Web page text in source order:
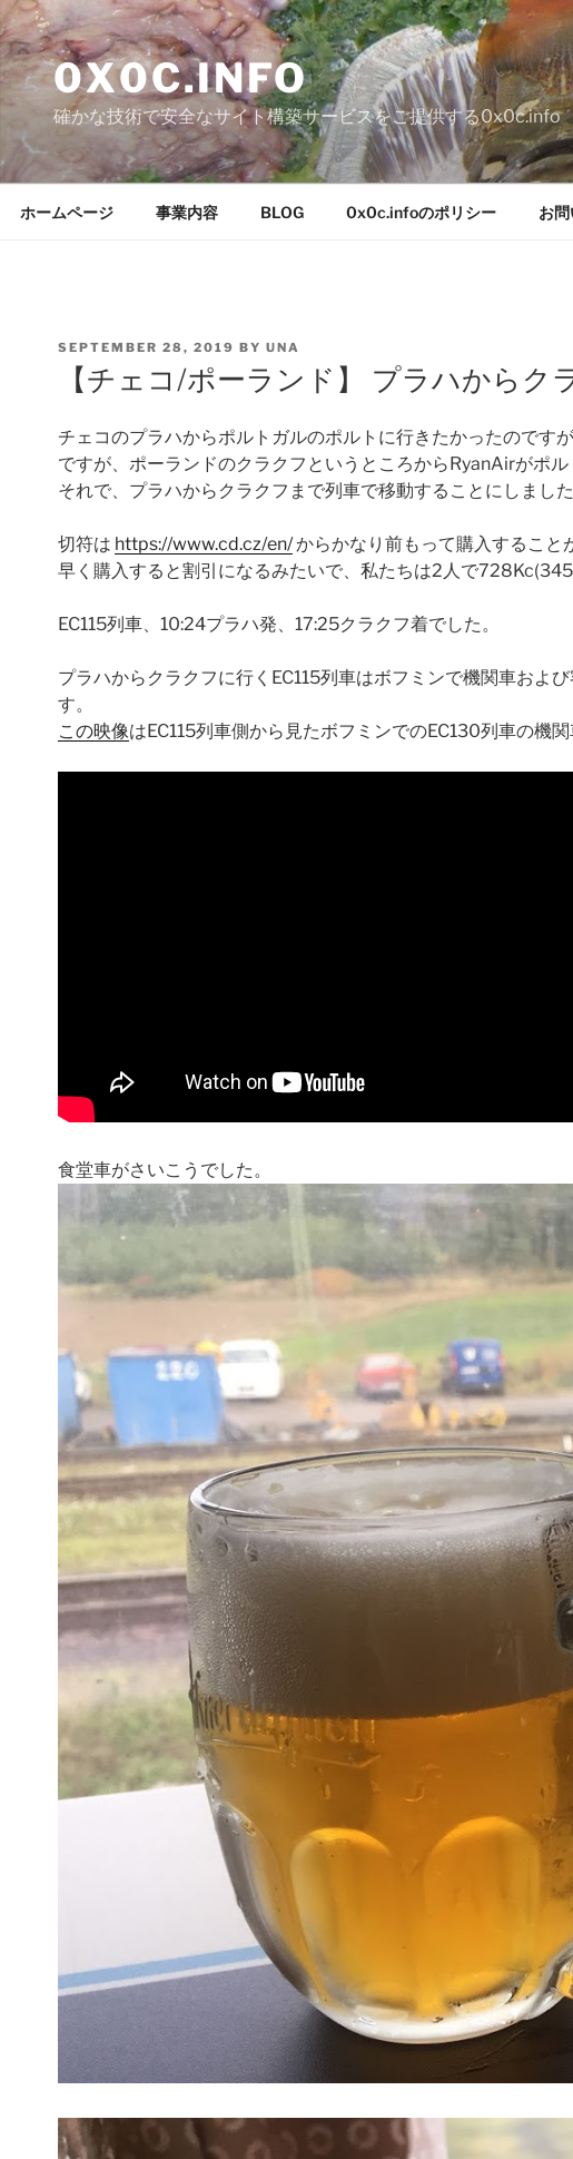
Skip
to
content0X0C.INFO
確かな技術で安全なサイト構築サービスをご提供する0x0c.info
ホームページ 事業内容 BLOG 0x0c.infoのポリシー お
POSTED
ON
SEPTEMBER 28, 2019 BY UNA
【チェコ/ポーランド】 プラハからク
チェコのプラハからポルトガルのポルトに行きたかったのです
ですが、ポーランドのクラクフというところからRyanAirがポル
それで、プラハからクラクフまで列車で移動することにしました
切符は https://www.cd.cz/en/からかなり前もって購入すること
早く購入すると割引になるみたいで、私たちは2人で
EC115列車、10:24プラハ発、17:25クラクフ着でした。
プラハからクラクフに行くEC115列車はボフミンで機関車およ
す。
この映像はEC115列車側から見たボフミンでのEC130列車の機
食堂車がさいこうでした。